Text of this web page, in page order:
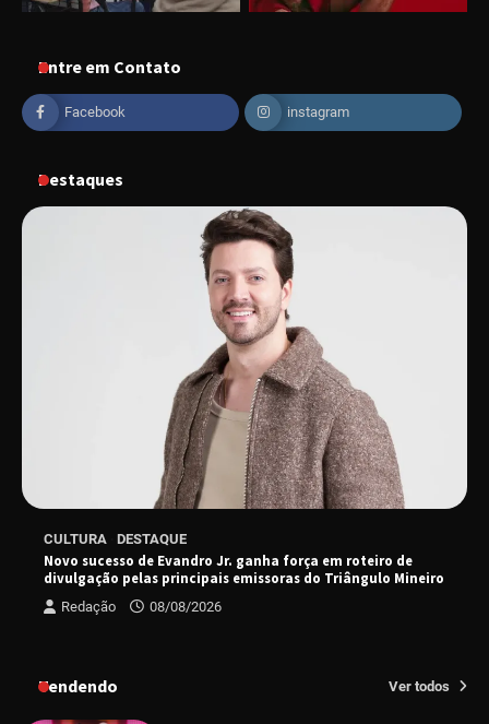
Entre em Contato
Facebook instagram
Destaques
CULTURA DESTAQUE
Novo sucesso de Evandro Jr. ganha força em roteiro de
divulgação pelas principais emissoras do Triângulo Mineiro
Redação 08/08/2026
Tendendo Ver todos
no dia 17 de junho
em Uberlândia
“Vem pra Praça!” reunirá arte, cultura e
gastronomia de Uberlândia em dois dias de
evento gratuito
“Uma prosa de valor” é o tema da roda de
conversa com o diretor e a produtora do
espetáculo Bárbara
“Tom na Fazenda” retorna à Uberlândia após
sucesso absoluto em 2025